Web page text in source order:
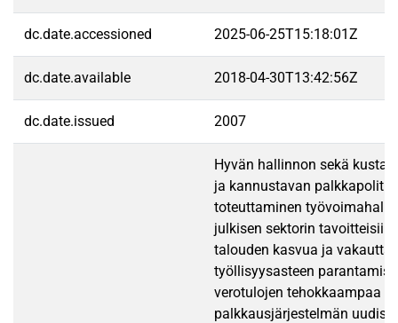
dc.date.accessioned 2025-06-25T15:18:01Z
dc.date.available 2018-04-30T13:42:56Z
dc.date.issued 2007
Hyvän hallinnon sekä
ja kannustavan
toteuttaminen
julkisen sektorin
talouden kasvua ja vakautta,
työllisyysasteen
verotulojen tehokkaampaa
palkkausjärjestelmän